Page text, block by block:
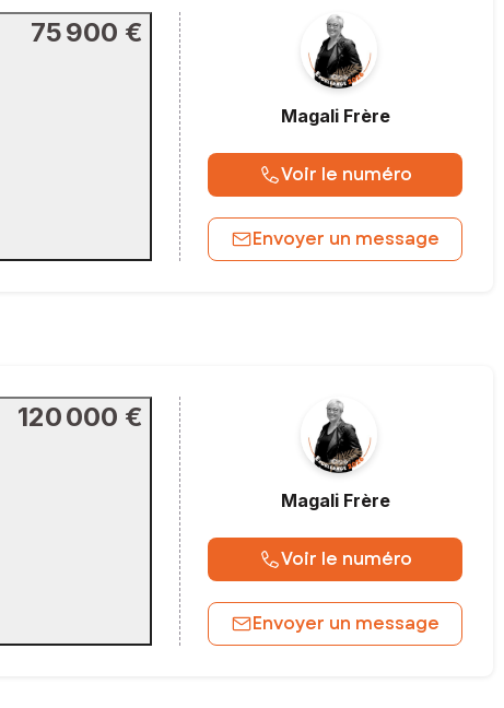
75 900 €
Magali Frère
Voir le numéro
Envoyer un message
120 000 €
Magali Frère
Voir le numéro
Envoyer un message